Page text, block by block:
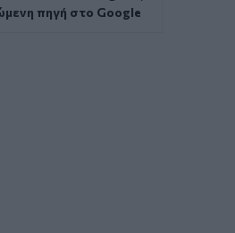
πηγή στο Google